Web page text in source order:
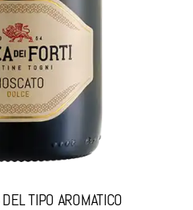
TIPO AROMATICO